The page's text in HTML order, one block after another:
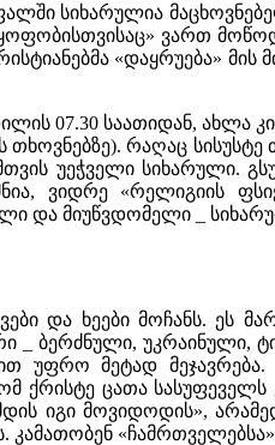
სიხარულია
ვართ
«დაყრუება»
07.30 საათიდან, ახლა
რაღაც
უეჭველი სიხარული.
ვიდრე «რელიგიის
და მიუწვდომელი _
და ხეები მოჩანს. ეს
უკრაინული,
უფრო მეტად
ქრისტე ცათა
იგი მოვიდოდის»,